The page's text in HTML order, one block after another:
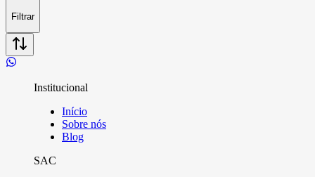
Filtrar
Institucional
Início
Sobre nós
Blog
SAC